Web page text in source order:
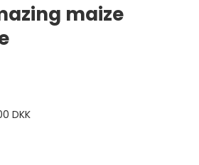
maize
DKK